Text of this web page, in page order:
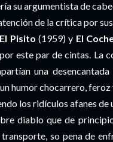
su argumentista de
de la crítica por
El Pisito (1959) y El
este par de cintas. La
una
humor chocarrero, feroz
los ridículos afanes
diablo que de
so pena de